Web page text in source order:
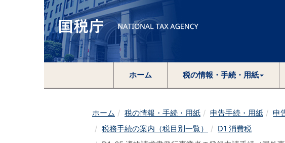
ホーム 税の情報・手続・用紙
ホーム 税の情報・手続・用紙 申告手続・用紙
申
税務手続の案内（税目別一覧）
D1 消費税